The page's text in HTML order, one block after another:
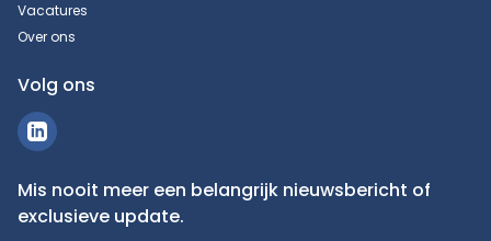
Vacatures
Over ons
Volg ons
Mis nooit meer een belangrijk nieuwsbericht of
exclusieve update.